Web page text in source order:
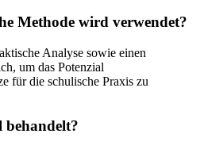
Methode wird verwendet?
Analyse sowie einen
um das Potenzial
für die schulische Praxis zu